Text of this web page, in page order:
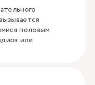
половым
или